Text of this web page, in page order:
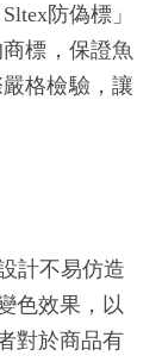
防偽標」
標，保證魚
格檢驗，讓
計不易仿造
色效果，以
對於商品有